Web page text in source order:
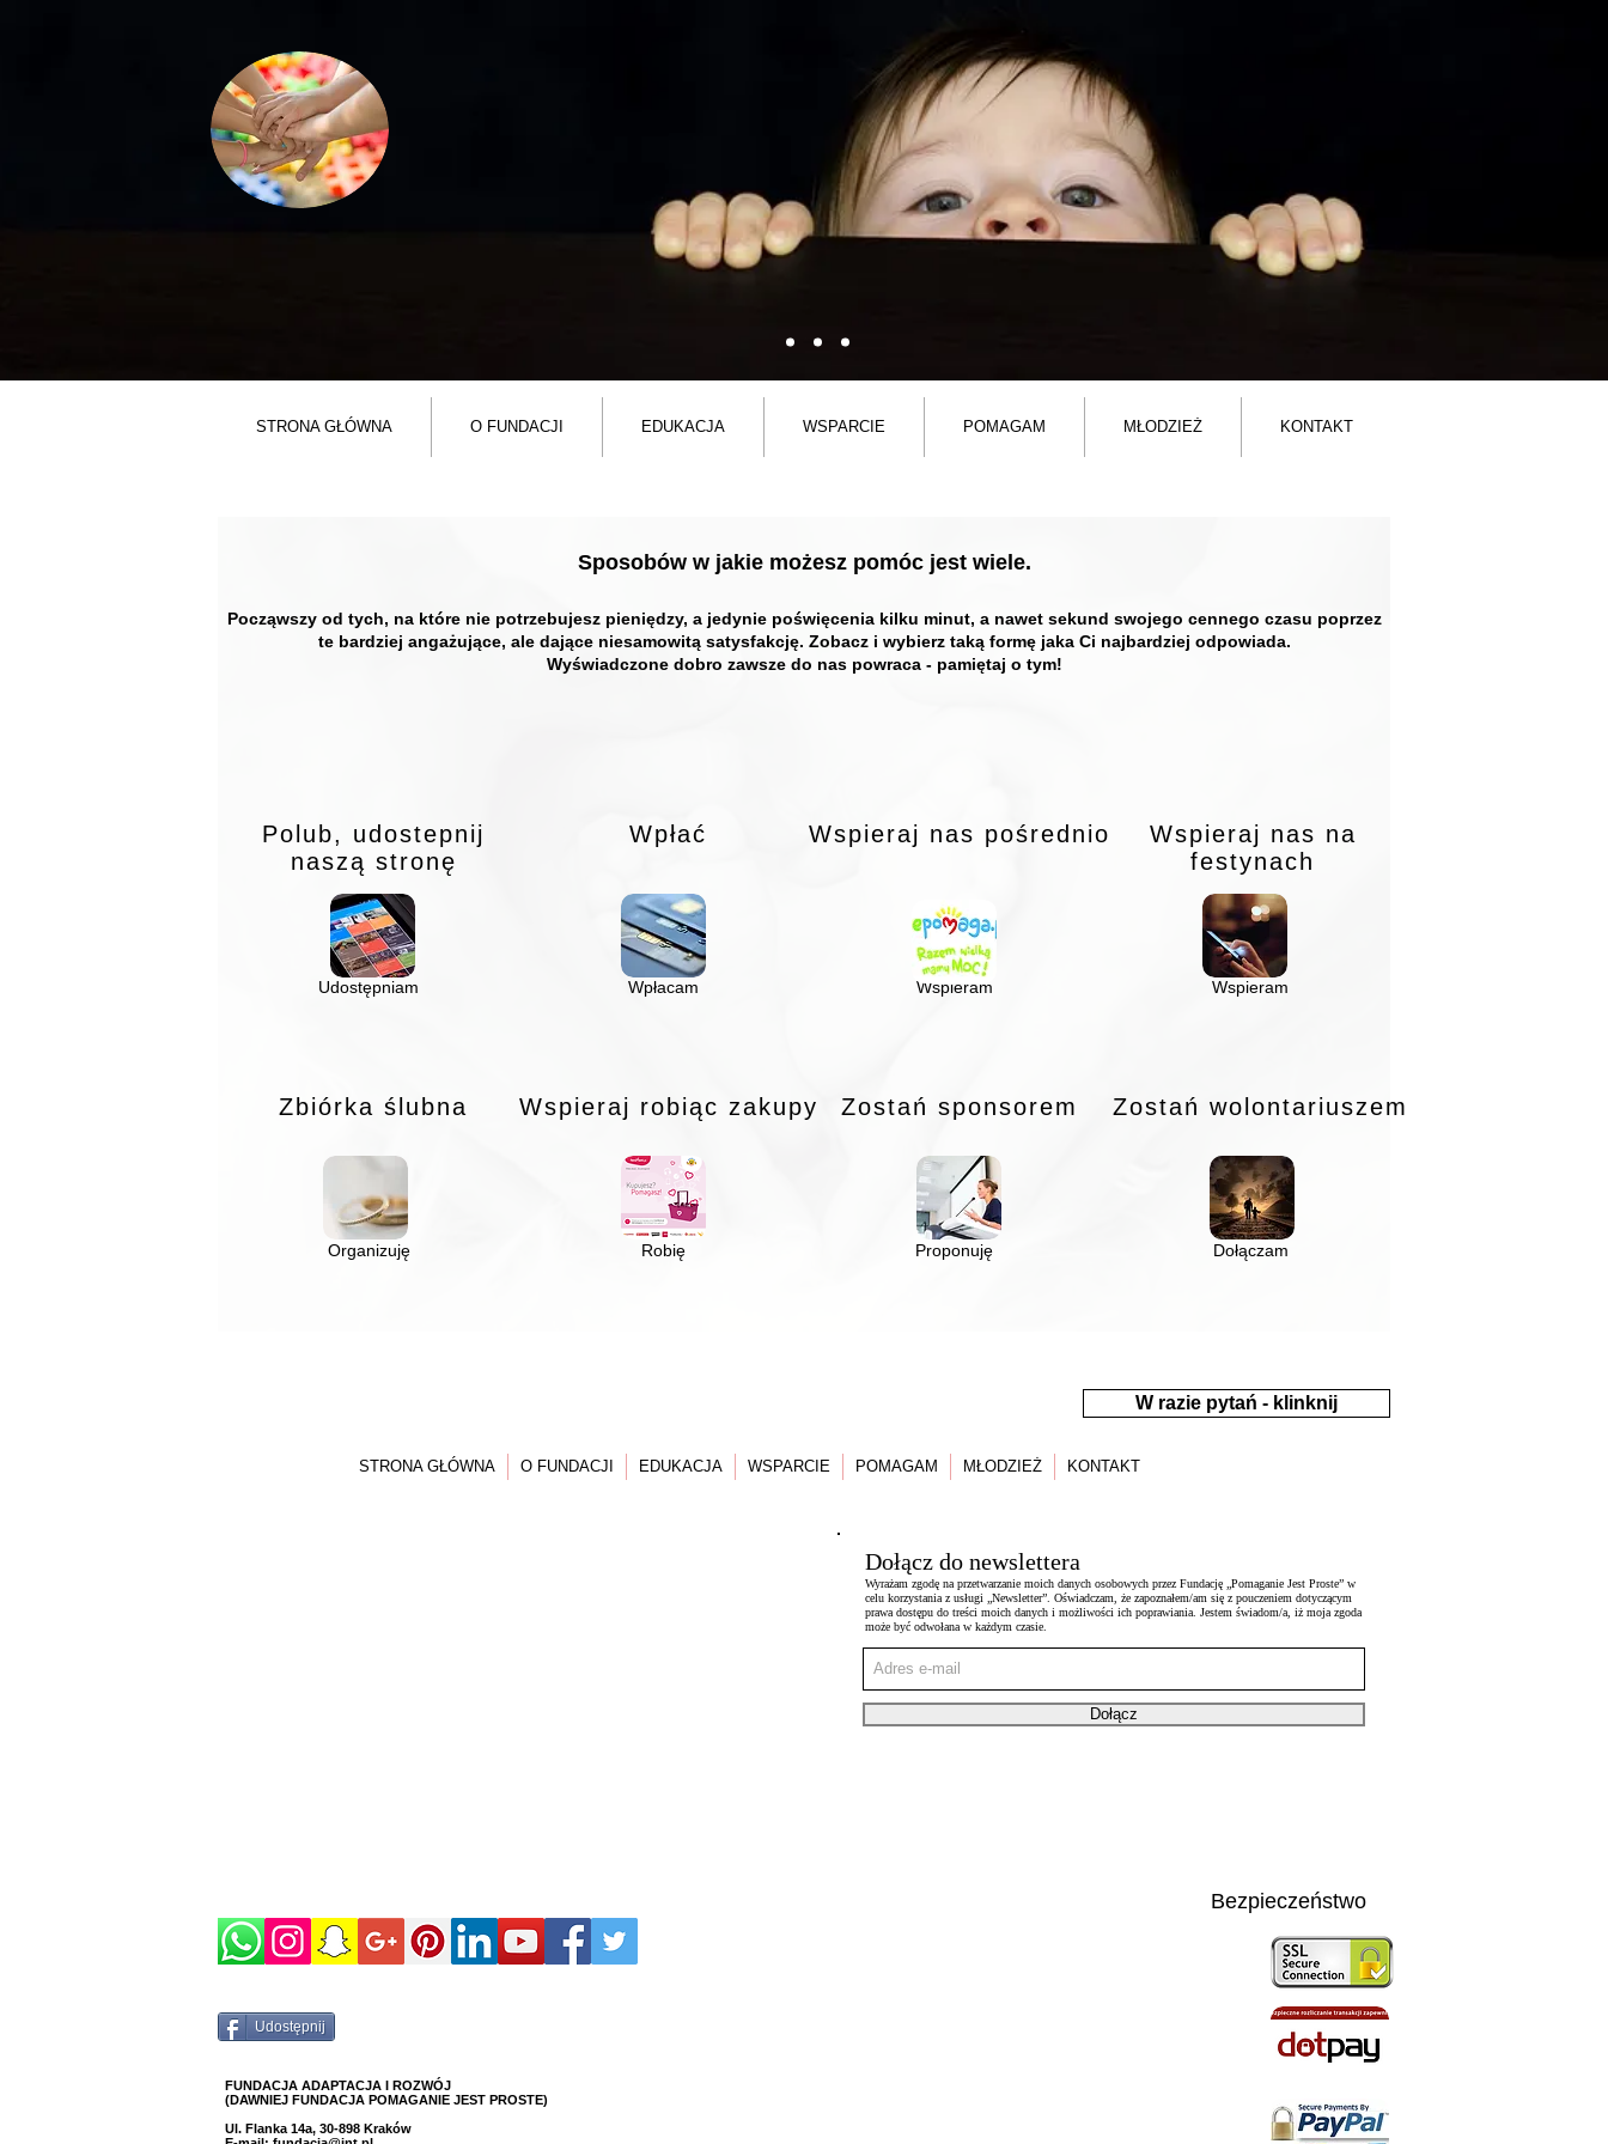
Sposobów w jakie możesz pomóc jest wiele.
Począwszy od tych, na które nie potrzebujesz pieniędzy, a jedynie poświęcenia kilku minut, a nawet sekund swojego cennego czasu poprzez
te bardziej angażujące, ale dające niesamowitą satysfakcję. Zobacz i wybierz taką formę jaka Ci najbardziej odpowiada.
Wyświadczone dobro zawsze do nas powraca - pamiętaj o tym!
Udostępniam Wpłacam Wspieram
Wspieraj nas na
festynach
Wspieram
Polub, udostepnij
naszą stronę
Wpłać Wspieraj nas pośrednio
Organizuję Robię Proponuję
Zostań wolontariuszem
Dołączam
Zbiórka ślubna Wspieraj robiąc zakupy Zostań sponsorem
W razie pytań - klinknij
STRONA GŁÓWNA O FUNDACJI EDUKACJA WSPARCIE POMAGAM MŁODZIEŻ KONTAKT
STRONA GŁÓWNA O FUNDACJI EDUKACJA WSPARCIE POMAGAM MŁODZIEŻ KONTAKT
Dołącz do newslettera
Wyrażam zgodę na przetwarzanie moich danych osobowych przez Fundację „Pomaganie Jest Proste” w
celu korzystania z usługi „Newsletter”. Oświadczam, że zapoznałem/am się z pouczeniem dotyczącym
prawa dostępu do treści moich danych i możliwości ich poprawiania. Jestem świadom/a, iż moja zgoda
może być odwołana w każdym czasie.
Dołącz
FUNDACJA ADAPTACJA I ROZWÓJ
(DAWNIEJ FUNDACJA POMAGANIE JEST PROSTE)
Ul. Flanka 14a, 30-898 Kraków
Udostępnij
Bezpieczeństwo